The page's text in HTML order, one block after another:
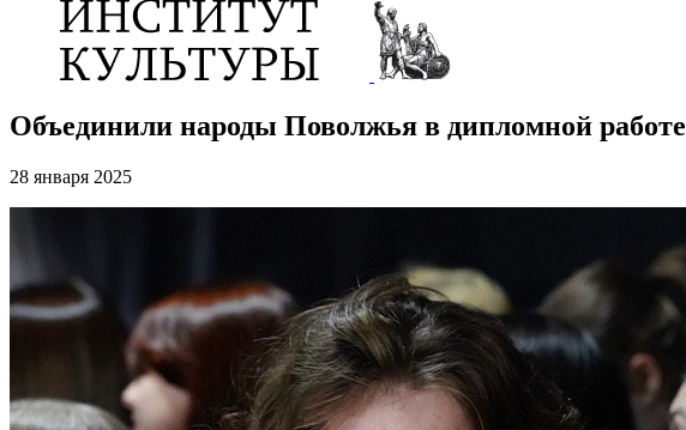
Объединили народы Поволжья в дипломной работе
28 января 2025